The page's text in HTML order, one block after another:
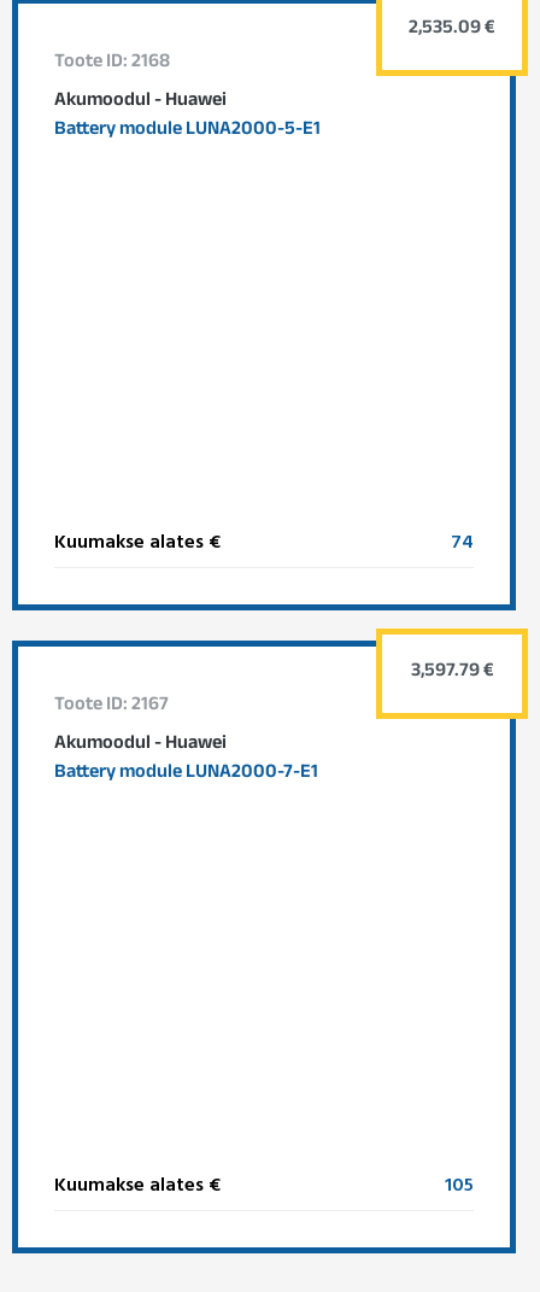
Toote ID: 2168
Akumoodul - Huawei
Battery module LUNA2000-5-E1
Kuumakse alates € 74
2,535.09 €
Toote ID: 2167
Akumoodul - Huawei
Battery module LUNA2000-7-E1
Kuumakse alates € 105
3,597.79 €